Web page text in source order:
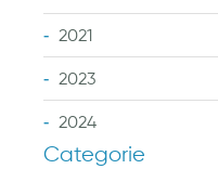
2021
2023
2024
Categorie